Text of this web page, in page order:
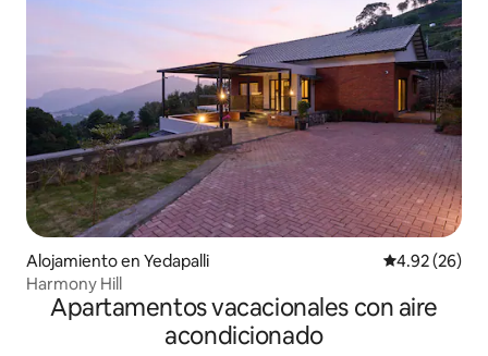
Alojamiento en Yedapalli Calificación
4.92 (26)
Harmony Hill
Apartamentos vacacionales con aire
acondicionado